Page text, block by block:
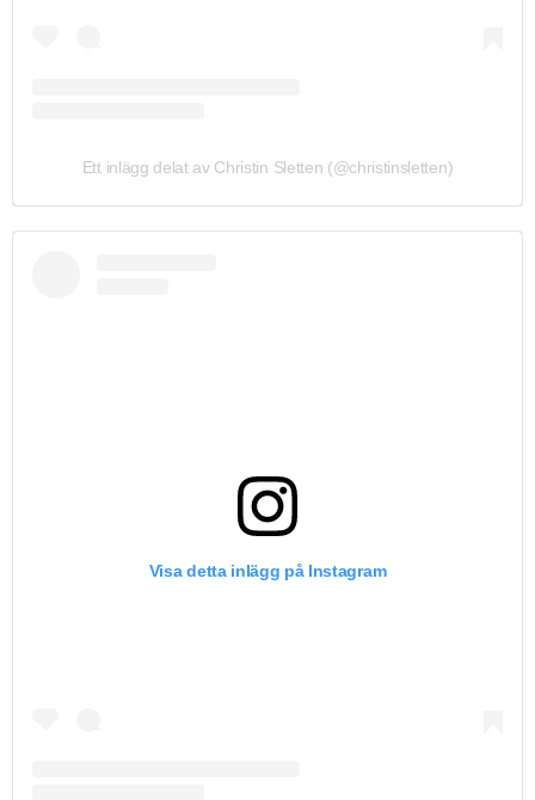
Ett inlägg delat av Christin Sletten (@christinsletten)
Visa detta inlägg på Instagram